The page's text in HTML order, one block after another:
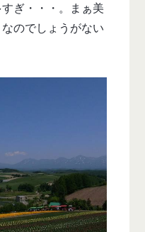
ぎ・・・。まぁ美
のでしょうがない